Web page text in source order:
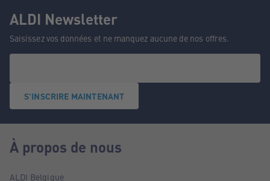
ALDI Newsletter
Saisissez vos données et ne manquez aucune de nos offres.
S'INSCRIRE MAINTENANT
À propos de nous
ALDI Belgique